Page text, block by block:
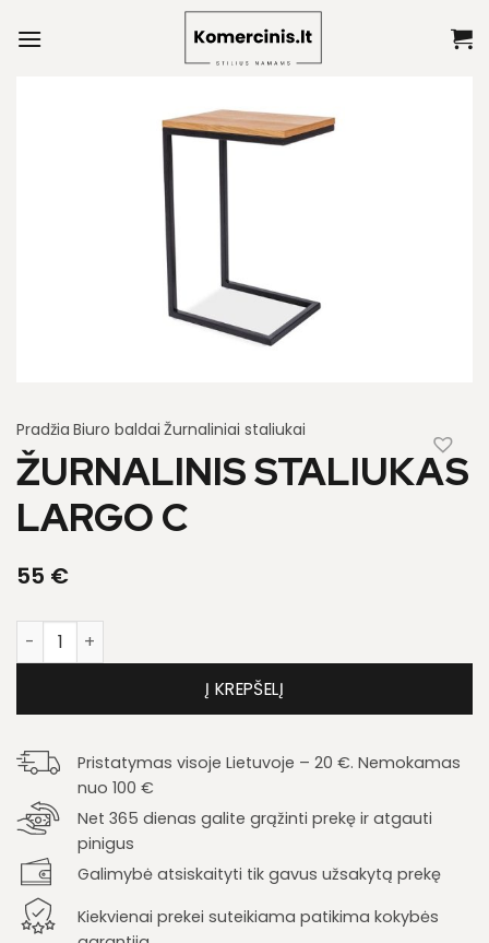
Pradžia Biuro baldai Žurnaliniai staliukai
ŽURNALINIS STALIUKAS
LARGO C
55 €
produkto kiekis: Žurnalinis staliukas Largo C
Į KREPŠELĮ
Pristatymas visoje Lietuvoje – 20 €. Nemokamas
nuo 100 €
Net 365 dienas galite grąžinti prekę ir atgauti
pinigus
Galimybė atsiskaityti tik gavus užsakytą prekę
Kiekvienai prekei suteikiama patikima kokybės